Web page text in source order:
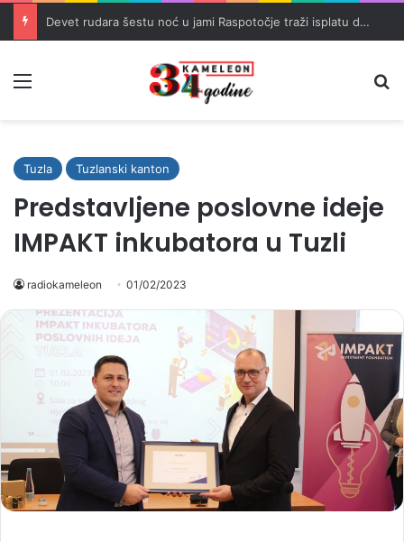
Devet rudara šestu noć u jami Raspotočje traži isplatu dugovanih plaća
Tuzla Tuzlanski kanton
Predstavljene poslovne ideje
IMPAKT inkubatora u Tuzli
radiokameleon 01/02/2023